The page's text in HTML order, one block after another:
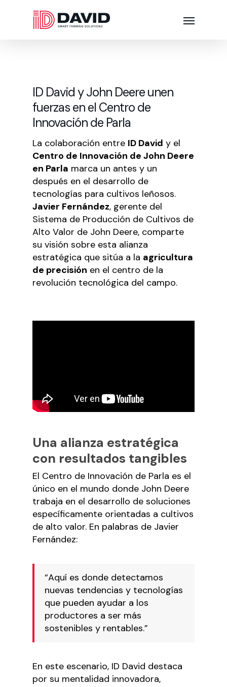
ID David y John Deere unen
fuerzas en el Centro de
Innovación de Parla
La colaboración entre ID David y el
Centro de Innovación de John Deere
en Parla marca un antes y un
después en el desarrollo de
tecnologías para cultivos leñosos.
Javier Fernández, gerente del
Sistema de Producción de Cultivos de
Alto Valor de John Deere, comparte
su visión sobre esta alianza
estratégica que sitúa a la agricultura
de precisión en el centro de la
revolución tecnológica del campo.
Una alianza estratégica
con resultados tangibles
El Centro de Innovación de Parla es el
único en el mundo donde John Deere
trabaja en el desarrollo de soluciones
específicamente orientadas a cultivos
de alto valor. En palabras de Javier
Fernández:
“Aquí es donde detectamos
nuevas tendencias y tecnologías
que pueden ayudar a los
productores a ser más
sostenibles y rentables.”
En este escenario, ID David destaca
por su mentalidad innovadora,